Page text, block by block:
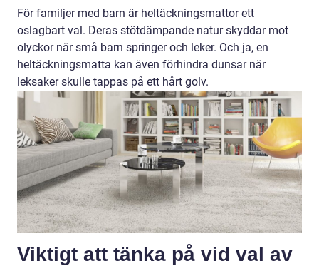
För familjer med barn är heltäckningsmattor ett
oslagbart val. Deras stötdämpande natur skyddar mot
olyckor när små barn springer och leker. Och ja, en
heltäckningsmatta kan även förhindra dunsar när
leksaker skulle tappas på ett hårt golv.
Viktigt att tänka på vid val av